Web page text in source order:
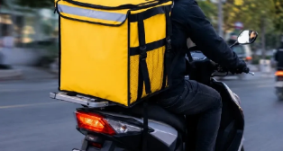
OTOMOBİL
KURUMSAL